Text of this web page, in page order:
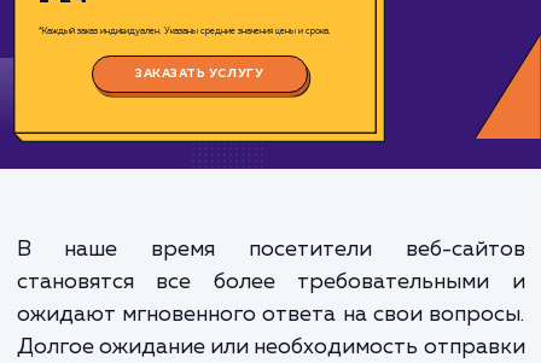
Цена:
500-1000 ₽
ЗАКАЗАТЬ УСЛУГУ
В наше время посетители веб-